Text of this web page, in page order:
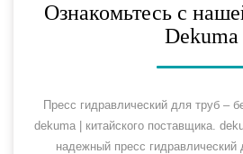
Ознакомьтесь с
Dekuma
Пресс гидравлический для труб –
dekuma | китайского поставщика.
надежный пресс